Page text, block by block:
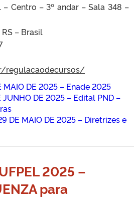
– Centro – 3º andar – Sala 348 –
– Brasil
regulacaodecursos/
MAIO DE 2025 – Enade 2025
JUNHO DE 2025 – Edital PND –
DE MAIO DE 2025 – Diretrizes e
2025 –
para